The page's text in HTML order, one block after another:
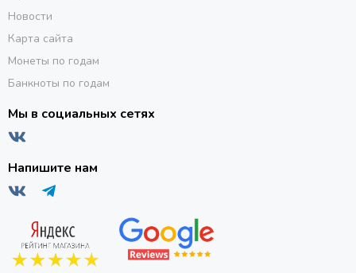
Новости
Карта сайта
Монеты по годам
Банкноты по годам
Мы в социальных сетях
Напишите нам